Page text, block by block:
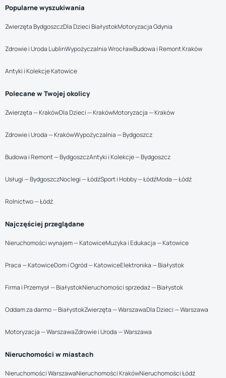
Popularne wyszukiwania
Zwierzęta BydgoszczDla Dzieci BiałystokMotoryzacja Gdynia
Zdrowie i Uroda LublinWypożyczalnia WrocławBudowa i Remont Kraków
Antyki i Kolekcje Katowice
Polecane w Twojej okolicy
Zwierzęta — KrakówDla Dzieci — KrakówMotoryzacja — Kraków
Zdrowie i Uroda — KrakówWypożyczalnia — Bydgoszcz
Budowa i Remont — BydgoszczAntyki i Kolekcje — Bydgoszcz
Usługi — BydgoszczNoclegi — ŁódźSport i Hobby — ŁódźModa — Łódź
Rolnictwo — Łódź
Najczęściej przeglądane
Nieruchomości wynajem — KatowiceMuzyka i Edukacja — Katowice
Praca — KatowiceDom i Ogród — KatowiceElektronika — Białystok
Firma i Przemysł — BiałystokNieruchomości sprzedaż — Białystok
Oddam za darmo — BiałystokZwierzęta — WarszawaDla Dzieci — Warszawa
Motoryzacja — WarszawaZdrowie i Uroda — Warszawa
Nieruchomości w miastach
Nieruchomości WarszawaNieruchomości KrakówNieruchomości Łódź